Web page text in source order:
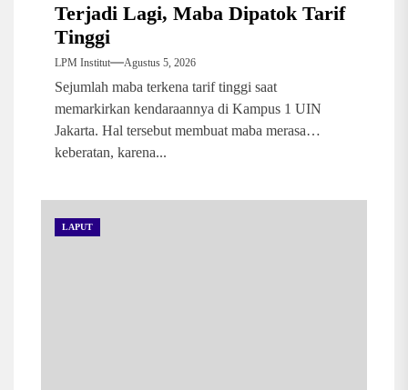
Terjadi Lagi, Maba Dipatok Tarif
Tinggi
LPM Institut Agustus 5, 2026
Sejumlah maba terkena tarif tinggi saat
memarkirkan kendaraannya di Kampus 1 UIN
Jakarta. Hal tersebut membuat maba merasa
keberatan, karena...
LAPUT